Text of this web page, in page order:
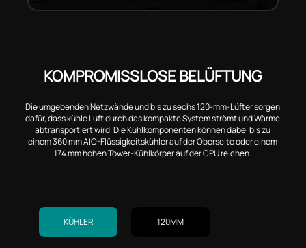
KOMPROMISSLOSE BELÜFTUNG
Die umgebenden Netzwände und bis zu sechs 120-mm-Lüfter sorgen
dafür, dass kühle Luft durch das kompakte System strömt und Wärme
abtransportiert wird. Die Kühlkomponenten können dabei bis zu
einem 360 mm AIO-Flüssigkeitskühler auf der Oberseite oder einem
174 mm hohen Tower-Kühlkörper auf der CPU reichen.
KÜHLER 120MM